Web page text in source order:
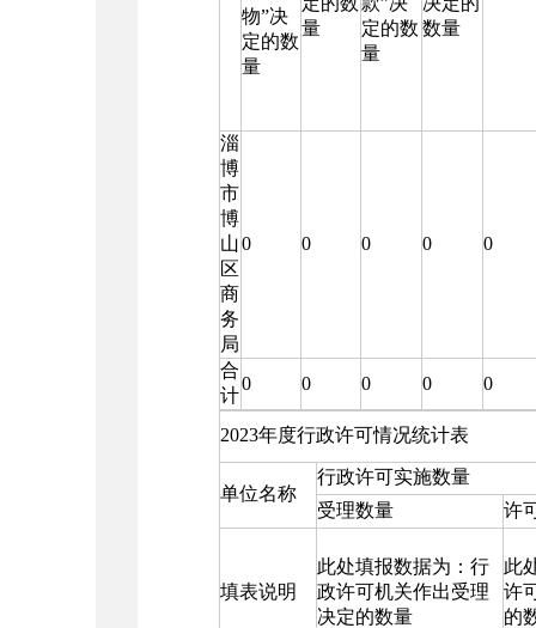
物”决
定的数
量
量
定的数
量
数量
淄
博
市
博
山
区
商
务
局
0 0 0 0 0
合
计
0 0 0 0 0
2023年度行政许可情况统计表
单位名称
行政许可实施数量
受理数量
许
填表说明
此处填报数据为：行
政许可机关作出受理
决定的数量
此
许
的